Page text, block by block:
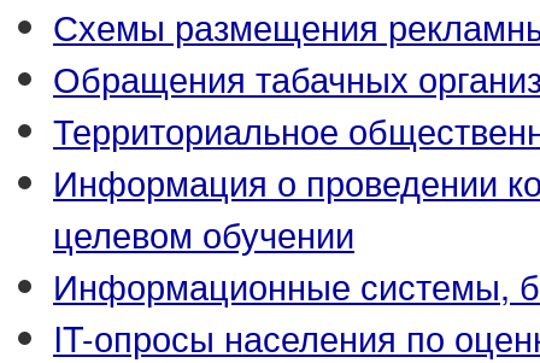
Схемы размещения
Обращения табачных
Территориальное
Информация о проведении
целевом обучении
Информационные системы,
IT-опросы населения по